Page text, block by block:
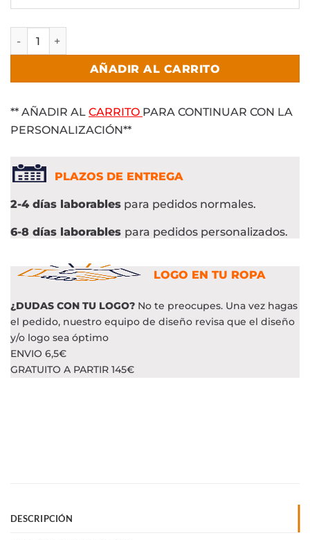
AÑADIR AL CARRITO
** AÑADIR AL CARRITO PARA CONTINUAR CON LA
PERSONALIZACIÓN**
PLAZOS DE ENTREGA
2-4 días laborablespara pedidos normales.
6-8 días laborables para pedidos personalizados.
LOGO EN TU ROPA
¿DUDAS CON TU LOGO?No te preocupes. Una vez hagas
el pedido, nuestro equipo de diseño revisa que el diseño
y/o logo sea óptimo
ENVIO 6,5€
GRATUITO A PARTIR 145€
DESCRIPCIÓN